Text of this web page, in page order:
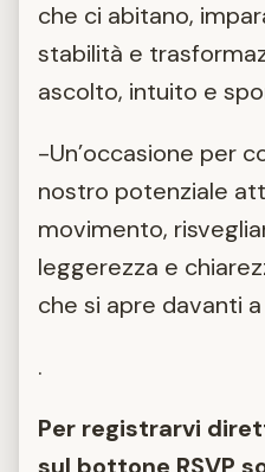
che ci abitano,
stabilità e
ascolto, intuito e
-Un’occasione per
nostro potenziale
movimento,
leggerezza e
che si apre davanti a
.
Per registrarvi